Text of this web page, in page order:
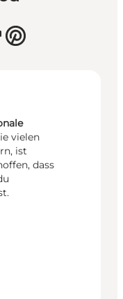
vielen
ist
dass